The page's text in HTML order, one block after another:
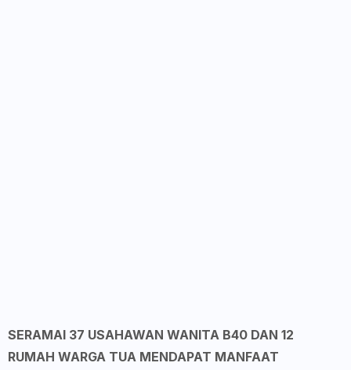
SERAMAI 37 USAHAWAN WANITA B40 DAN 12
RUMAH WARGA TUA MENDAPAT MANFAAT